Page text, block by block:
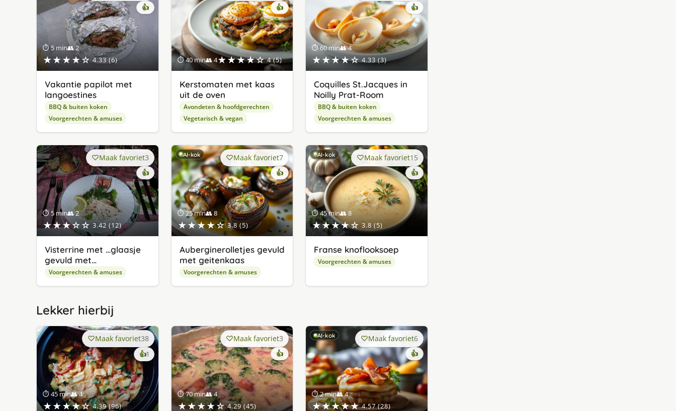
⏱ 5 min👥 2
★★★★☆ 4.33 (6)
👍
Vakantie papilot met
langoestines
BBQ & buiten koken
Voorgerechten & amuses
⏱ 40 min👥 4★★★★☆ 4 (5)
👍
Kerstomaten met kaas
uit de oven
Avondeten & hoofdgerechten
Vegetarisch & vegan
⏱ 60 min👥 4
★★★★☆ 4.33 (3)
👍
Coquilles St.Jacques in
Noilly Prat-Room
BBQ & buiten koken
Voorgerechten & amuses
⏱ 5 min👥 2
★★★☆☆ 3.42 (12)
Maak favoriet3
👍
Visterrine met …glaasje
gevuld met…
Voorgerechten & amuses
AI-kok
⏱ 25 min👥 8
★★★★☆ 3.8 (5)
Maak favoriet7
👍
Auberginerolletjes gevuld
met geitenkaas
Voorgerechten & amuses
AI-kok
⏱ 45 min👥 8
★★★★☆ 3.8 (5)
Maak favoriet15
👍
Franse knoflooksoep
Voorgerechten & amuses
Lekker hierbij
⏱ 45 min👥 4
★★★★☆ 4.39 (96)
Maak favoriet38
👍1keer
lekker
gevonden
⏱ 70 min👥 4
★★★★☆ 4.29 (45)
Maak favoriet3
👍
AI-kok
⏱ 2 min👥 4
★★★★★ 4.57 (28)
Maak favoriet6
👍